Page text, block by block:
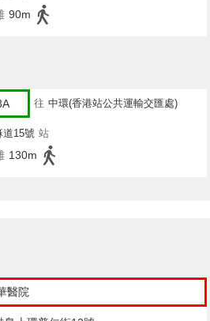
90m
往 中環(香港站公共運輸交匯處)
道15號 站
130m
醫院